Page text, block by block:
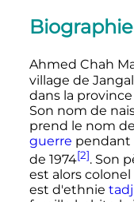
Biographie
Ahmed Chah
village de
dans la
Son nom de
prend le nom
guerre pendant
de 1974[2]. Son
est alors
est d'ethnie